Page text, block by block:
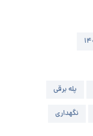
پله برقی
نگهداری